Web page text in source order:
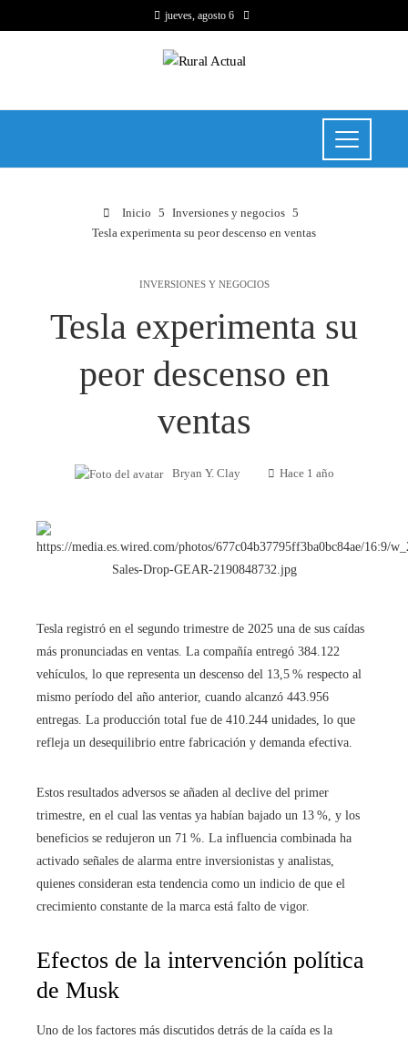
jueves, agosto 6
Inicio
Inversiones y negocios
Tesla experimenta su peor descenso en ventas
INVERSIONES Y NEGOCIOS
Tesla experimenta su
peor descenso en
ventas
Bryan Y. Clay Hace 1 año
Tesla registró en el segundo trimestre de 2025 una de sus caídas
más pronunciadas en ventas. La compañía entregó 384.122
vehículos, lo que representa un descenso del 13,5 % respecto al
mismo período del año anterior, cuando alcanzó 443.956
entregas. La producción total fue de 410.244 unidades, lo que
refleja un desequilibrio entre fabricación y demanda efectiva.
Estos resultados adversos se añaden al declive del primer
trimestre, en el cual las ventas ya habían bajado un 13 %, y los
beneficios se redujeron un 71 %. La influencia combinada ha
activado señales de alarma entre inversionistas y analistas,
quienes consideran esta tendencia como un indicio de que el
crecimiento constante de la marca está falto de vigor.
Efectos de la intervención política
de Musk
Uno de los factores más discutidos detrás de la caída es la